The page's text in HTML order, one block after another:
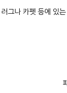
그나 카펫 등에 있